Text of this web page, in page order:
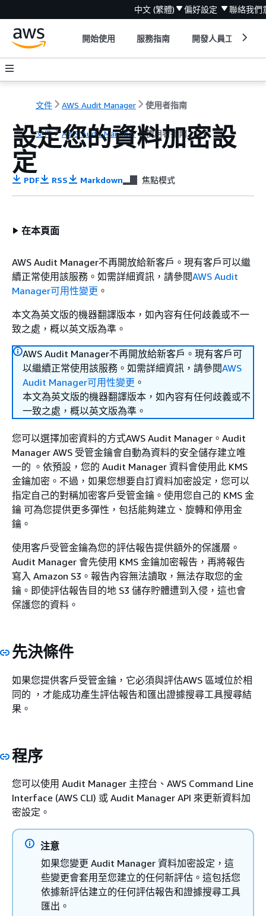
中文 (繁體) 偏好設定 聯絡我們
開始使用 服務指南 開發人員工具
文件 AWS Audit Manager 使用者指南
文件 AWS Audit Manager 使用者指南
設定您的資料加密設
定
PDF RSS Markdown 焦點模式
在本頁面
AWS Audit Manager不再開放給新客戶。現有客戶可以繼
續正常使用該服務。如需詳細資訊，請參閱AWS Audit
Manager可用性變更 。
本文為英文版的機器翻譯版本，如內容有任何歧義或不一
致之處，概以英文版為準。
AWS Audit Manager不再開放給新客戶。現有客戶可
以繼續正常使用該服務。如需詳細資訊，請參閱AWS
Audit Manager可用性變更 。
本文為英文版的機器翻譯版本，如內容有任何歧義或不
一致之處，概以英文版為準。
您可以選擇加密資料的方式AWS Audit Manager。Audit
Manager AWS 受管金鑰會自動為資料的安全儲存建立唯
一的 。依預設，您的 Audit Manager 資料會使用此 KMS
金鑰加密。不過，如果您想要自訂資料加密設定，您可以
指定自己的對稱加密客戶受管金鑰。使用您自己的 KMS 金
鑰 可為您提供更多彈性，包括能夠建立、旋轉和停用金
鑰。
使用客戶受管金鑰為您的評估報告提供額外的保護層。
Audit Manager 會先使用 KMS 金鑰加密報告，再將報告
寫入 Amazon S3。報告內容無法讀取，無法存取您的金
鑰。即使評估報告目的地 S3 儲存貯體遭到入侵，這也會
保護您的資料。
先決條件
如果您提供客戶受管金鑰，它必須與評估AWS 區域位於相
同的 ，才能成功產生評估報告和匯出證據搜尋工具搜尋結
果。
程序
您可以使用 Audit Manager 主控台、AWS Command Line
Interface (AWS CLI) 或 Audit Manager API 來更新資料加
密設定。
注意
如果您變更 Audit Manager 資料加密設定，這
些變更會套用至您建立的任何新評估。這包括您
依據新評估建立的任何評估報告和證據搜尋工具
匯出。